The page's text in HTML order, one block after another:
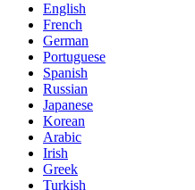
English
French
German
Portuguese
Spanish
Russian
Japanese
Korean
Arabic
Irish
Greek
Turkish